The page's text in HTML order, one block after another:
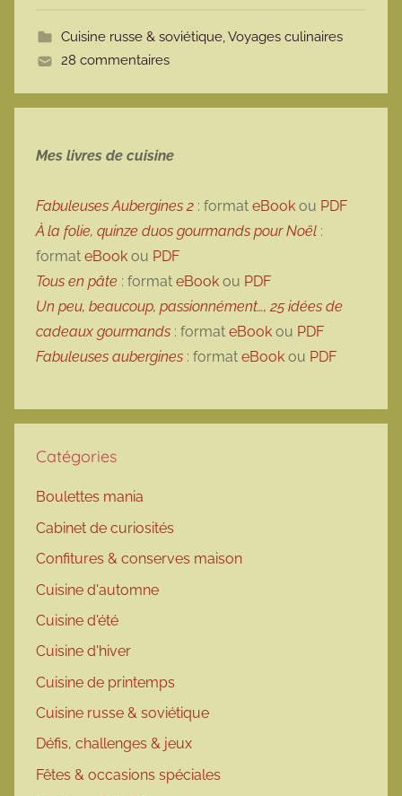
t
Cuisine russe & soviétique,Voyages culinaires
28 commentaires
Mes livres de cuisine
Fabuleuses Aubergines 2 : format eBook ou PDF
À la folie, quinze duos gourmands pour Noël :
format eBook ou PDF
Tous en pâte : format eBook ou PDF
Un peu, beaucoup, passionnément…, 25 idées de
cadeaux gourmands : format eBook ou PDF
Fabuleuses aubergines : format eBook ou PDF
Catégories
Boulettes mania
Cabinet de curiosités
Confitures & conserves maison
Cuisine d'automne
Cuisine d'été
Cuisine d'hiver
Cuisine de printemps
Cuisine russe & soviétique
Défis, challenges & jeux
Fêtes & occasions spéciales